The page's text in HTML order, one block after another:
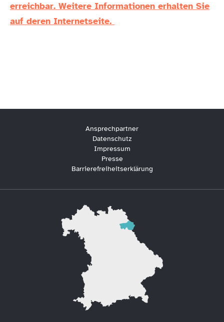
erreichbar. Weitere Informationen erhalten Sie
auf deren Internetseite.
Ansprechpartner
Datenschutz
Impressum
Presse
Barrierefreiheitserklärung